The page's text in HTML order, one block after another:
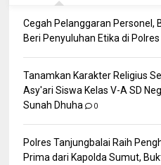
Cegah Pelanggaran Personel,
Beri Penyuluhan Etika di
Tanamkan Karakter Religius
Asy'ari Siswa Kelas V-A SD
Sunah Dhuha
0
Polres Tanjungbalai Raih
Prima dari Kapolda Sumut,